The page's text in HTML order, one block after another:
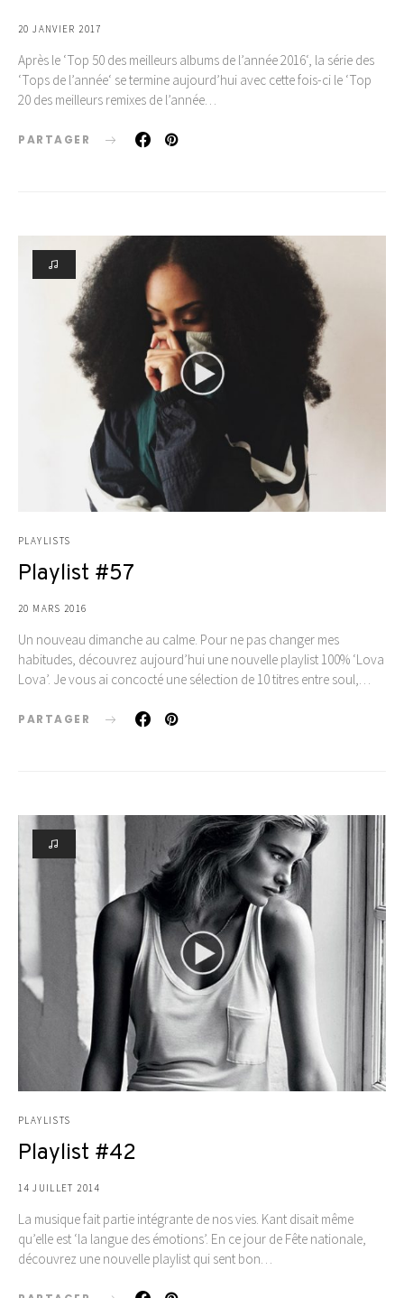
20 JANVIER 2017
Après le ‘Top 50 des meilleurs albums de l’année 2016‘, la série des
‘Tops de l’année‘ se termine aujourd’hui avec cette fois-ci le ‘Top
20 des meilleurs remixes de l’année…
PARTAGER
PLAYLISTS
Playlist #57
20 MARS 2016
Un nouveau dimanche au calme. Pour ne pas changer mes
habitudes, découvrez aujourd’hui une nouvelle playlist 100% ‘Lova
Lova’. Je vous ai concocté une sélection de 10 titres entre soul,…
PARTAGER
PLAYLISTS
Playlist #42
14 JUILLET 2014
La musique fait partie intégrante de nos vies. Kant disait même
qu’elle est ‘la langue des émotions’. En ce jour de Fête nationale,
découvrez une nouvelle playlist qui sent bon…